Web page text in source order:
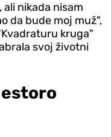
ali nikada nisam
da bude moj muž",
kruga"
svoj životni